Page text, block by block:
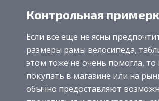
Контрольная
Если все еще не ясны
размеры рамы велосипеда,
этом тоже не очень помогла, то
покупать в магазине или на
обычно предоставляют